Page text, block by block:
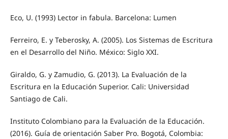
Eco, U. (1993) Lector in fabula. Barcelona: Lumen
Ferreiro, E. y Teberosky, A. (2005). Los Sistemas de Escritura
en el Desarrollo del Niño. México: Siglo XXI.
Giraldo, G. y Zamudio, G. (2013). La Evaluación de la
Escritura en la Educación Superior. Cali: Universidad
Santiago de Cali.
Instituto Colombiano para la Evaluación de la Educación.
(2016). Guía de orientación Saber Pro. Bogotá, Colombia: